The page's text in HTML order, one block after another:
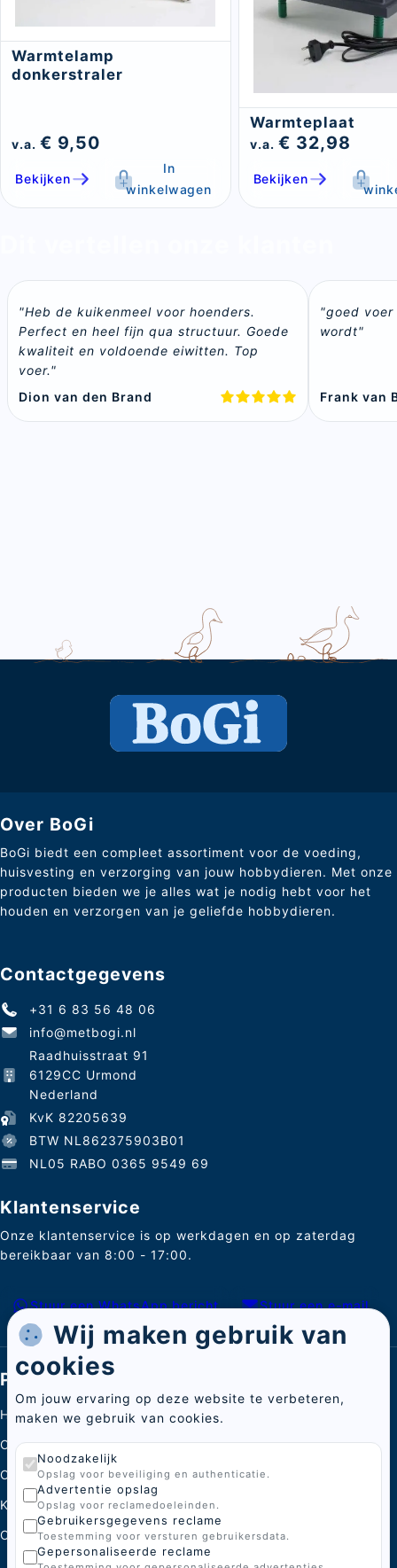
Wij maken gebruik van
cookies
Om jouw ervaring op deze website te verbeteren,
maken we gebruik van cookies.
Noodzakelijk
Opslag voor beveiliging en authenticatie.
Advertentie opslag
Opslag voor reclamedoeleinden.
Gebruikersgegevens reclame
Toestemming voor versturen gebruikersdata.
Gepersonaliseerde reclame
Warmtelamp
donkerstraler
v.a. € 9,50
Bekijken
In
winkelwagen
Warmteplaat
v.a. € 32,98
Bekijken
"Heb de kuikenmeel voor hoenders.
Perfect en heel fijn qua structuur. Goede
kwaliteit en voldoende eiwitten. Top
voer."
Dion van den Brand
"goed
wordt"
Frank van
Over BoGi
BoGi biedt een compleet assortiment voor de voeding,
huisvesting en verzorging van jouw hobbydieren. Met onze
producten bieden we je alles wat je nodig hebt voor het
houden en verzorgen van je geliefde hobbydieren.
Contactgegevens
+31 6 83 56 48 06
info@metbogi.nl
Raadhuisstraat 91
6129CC Urmond
Nederland
KvK 82205639
BTW NL862375903B01
NL05 RABO 0365 9549 69
Klantenservice
Onze klantenservice is op werkdagen en op zaterdag
bereikbaar van 8:00 - 17:00.
Stuur een WhatsApp bericht Stuur een e-mail
Pagina's
Home
Categorieën
Over ons
Kenniscentrum
Contact